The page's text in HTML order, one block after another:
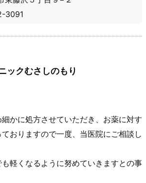
3091
ックむさしのもり
かに処方させていただき、お薬に対す
おりますので一度、当医院にご相談し
軽くなるように努めていきますとの事